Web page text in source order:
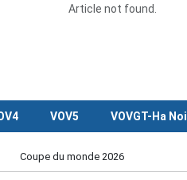
Article not found.
VOV5 VOVGT-Ha Noi
Coupe du monde 2026